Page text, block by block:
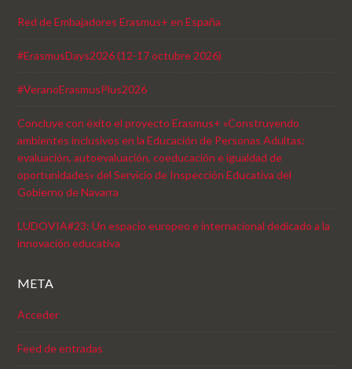
Red de Embajadores Erasmus+ en España
#ErasmusDays2026 (12-17 octubre 2026)
#VeranoErasmusPlus2026
Concluye con éxito el proyecto Erasmus+ «Construyendo
ambientes inclusivos en la Educación de Personas Adultas:
evaluación, autoevaluación, coeducación e igualdad de
oportunidades» del Servicio de Inspección Educativa del
Gobierno de Navarra
LUDOVIA#23: Un espacio europeo e internacional dedicado a la
innovación educativa
META
Acceder
Feed de entradas